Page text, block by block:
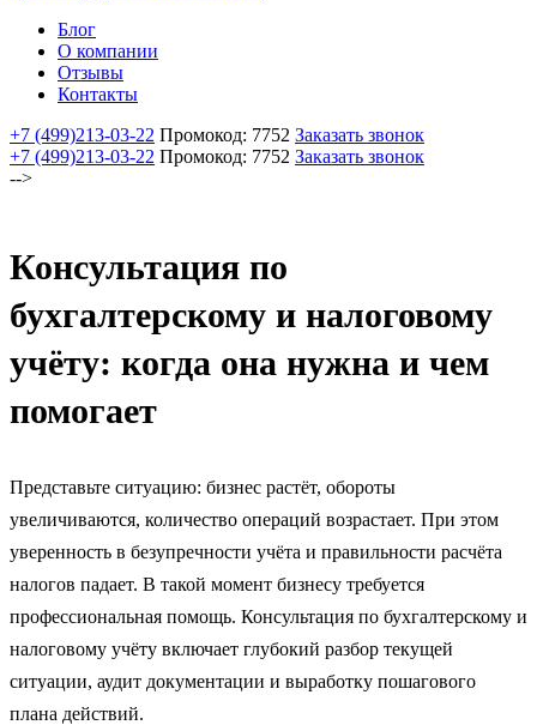
Блог
О компании
Отзывы
Контакты
+7 (499)213-03-22 Промокод: 7752 Заказать звонок
+7 (499)213-03-22 Промокод: 7752 Заказать звонок
-->
Консультация по
бухгалтерскому и налоговому
учёту: когда она нужна и чем
помогает
Представьте ситуацию: бизнес растёт, обороты
увеличиваются, количество операций возрастает. При этом
уверенность в безупречности учёта и правильности расчёта
налогов падает. В такой момент бизнесу требуется
профессиональная помощь. Консультация по бухгалтерскому и
налоговому учёту включает глубокий разбор текущей
ситуации, аудит документации и выработку пошагового
плана действий.